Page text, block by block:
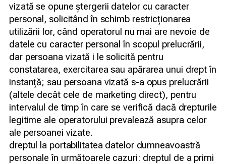
vizată se opune ștergerii datelor cu caracter
personal, solicitând în schimb restricționarea
utilizării lor, când operatorul nu mai are nevoie de
datele cu caracter personal în scopul prelucrării,
dar persoana vizată i le solicită pentru
constatarea, exercitarea sau apărarea unui drept în
instanță; sau persoana vizată s-a opus prelucrării
(altele decât cele de marketing direct), pentru
intervalul de timp în care se verifică dacă drepturile
legitime ale operatorului prevalează asupra celor
ale persoanei vizate.
dreptul la portabilitatea datelor dumneavoastră
personale în următoarele cazuri: dreptul de a primi